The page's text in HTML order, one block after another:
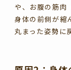
や、お腹の筋肉
身体の前側が縮
丸まった姿勢に